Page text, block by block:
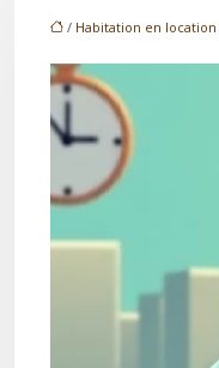
/ Habitation en location